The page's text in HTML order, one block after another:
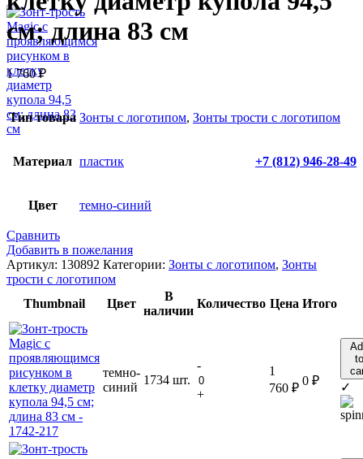
+7 (812) 946-28-49
см; длина 83 см
1 760₽
Тип товара Зонты с логотипом, Зонты трости с логотипом
Материал пластик
Цвет темно-синий
Сравнить
Добавить в пожелания
Артикул: 130892 Категории: Зонты с логотипом, Зонты
трости с логотипом
Thumbnail
Цвет
В
наличии
Количество Цена Итого
темно-
синий
1734 шт.
-
+
1
760 ₽
0 ₽
to
✓